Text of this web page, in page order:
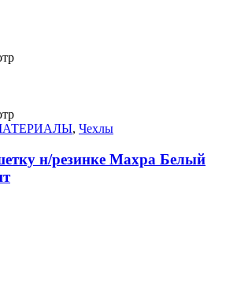
, Чехлы
н/резинке Махра Белый